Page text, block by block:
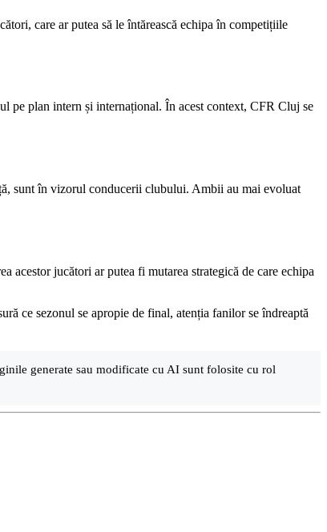
care ar putea să le întărească echipa în competițiile
pe plan intern și internațional. În acest context, CFR Cluj se
sunt în vizorul conducerii clubului. Ambii au mai evoluat
jucători ar putea fi mutarea strategică de care echipa
ce sezonul se apropie de final, atenția fanilor se îndreaptă
generate sau modificate cu AI sunt folosite cu rol